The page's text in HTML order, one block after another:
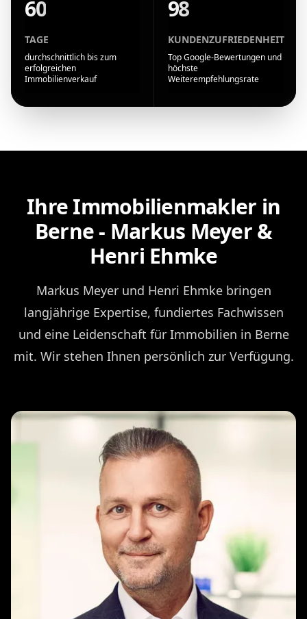
60
TAGE
durchschnittlich bis zum
erfolgreichen
Immobilienverkauf
98
KUNDENZUFRIEDENHEIT
Top Google-Bewertungen und
höchste
Weiterempfehlungsrate
Ihre Immobilienmakler in
Berne - Markus Meyer &
Henri Ehmke
Markus Meyer und Henri Ehmke bringen
langjährige Expertise, fundiertes Fachwissen
und eine Leidenschaft für Immobilien in Berne
mit. Wir stehen Ihnen persönlich zur Verfügung.